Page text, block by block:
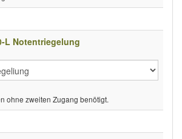
L Notentriegelung
ohne zweiten Zugang benötigt.